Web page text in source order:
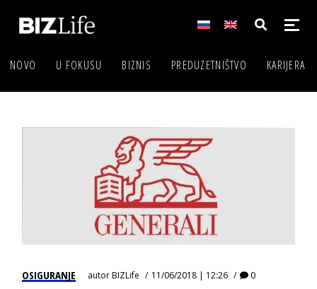
NOVO U FOKUSU BIZNIS PREDUZETNIŠTVO KARIJERA
OSIGURANJE autorBIZLife 11/06/2018 | 12:26 0